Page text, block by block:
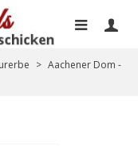
> Aachener Dom -